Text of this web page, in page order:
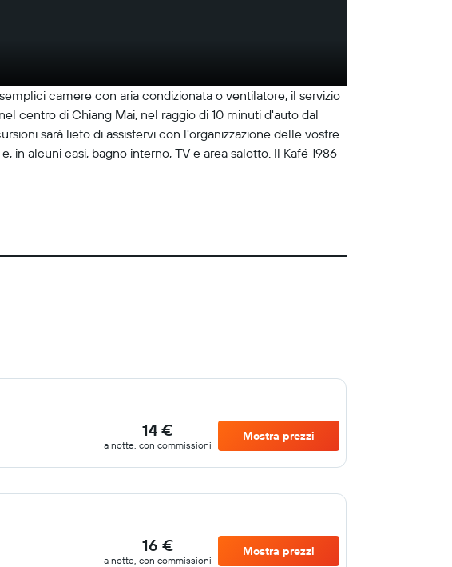
camere con aria condizionata o ventilatore, il servizio
centro di Chiang Mai, nel raggio di 10 minuti d'auto dal
sarà lieto di assistervi con l'organizzazione delle vostre
in alcuni casi, bagno interno, TV e area salotto. Il Kafé 1986
14 €
a notte, con commissioni
Mostra prezzi
16 €
a notte, con commissioni
Mostra prezzi